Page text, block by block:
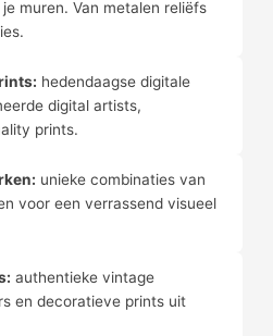
muren. Van metalen reliëfs
hedendaagse digitale
digital artists,
prints.
unieke combinaties van
voor een verrassend visueel
authentieke vintage
en decoratieve prints uit